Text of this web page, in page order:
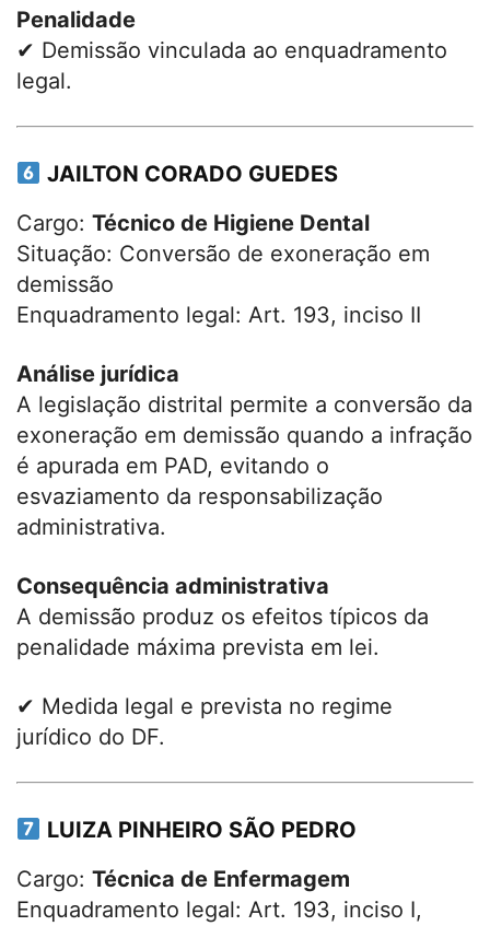
Penalidade
✔ Demissão vinculada ao enquadramento
legal.
JAILTON CORADO GUEDES
Cargo: Técnico de Higiene Dental
Situação: Conversão de exoneração em
demissão
Enquadramento legal: Art. 193, inciso II
Análise jurídica
A legislação distrital permite a conversão da
exoneração em demissão quando a infração
é apurada em PAD, evitando o
esvaziamento da responsabilização
administrativa.
Consequência administrativa
A demissão produz os efeitos típicos da
penalidade máxima prevista em lei.
✔ Medida legal e prevista no regime
jurídico do DF.
LUIZA PINHEIRO SÃO PEDRO
Cargo: Técnica de Enfermagem
Enquadramento legal: Art. 193, inciso I,